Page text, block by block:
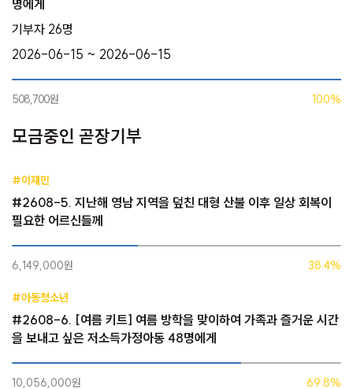
명에게
기부자 26명
2026-06-15 ~ 2026-06-15
508,700원 100%
모금중인 곧장기부
#이재민
#2608-5. 지난해 영남 지역을 덮친 대형 산불 이후 일상 회복이
필요한 어르신들께
6,149,000원 38.4%
#아동청소년
#2608-6. [여름 키트] 여름 방학을 맞이하여 가족과 즐거운 시간
을 보내고 싶은 저소득가정아동 48명에게
10,056,000원 69.8%